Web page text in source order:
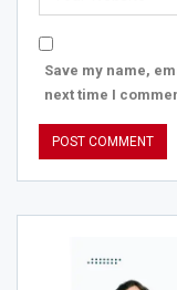
Save my name,
next time I